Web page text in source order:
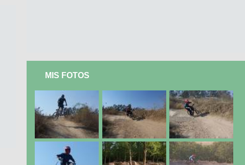
MIS FOTOS